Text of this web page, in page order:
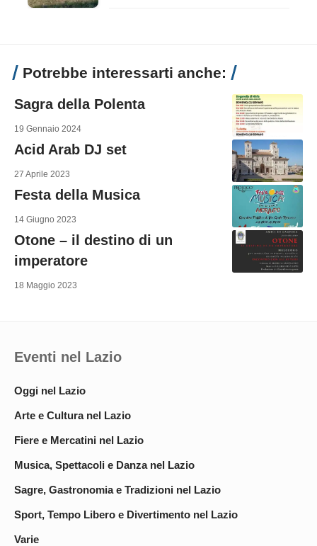
Potrebbe interessarti anche:
Sagra della Polenta
19 Gennaio 2024
Acid Arab DJ set
27 Aprile 2023
Festa della Musica
14 Giugno 2023
Otone – il destino di un
imperatore
18 Maggio 2023
Eventi nel Lazio
Oggi nel Lazio
Arte e Cultura nel Lazio
Fiere e Mercatini nel Lazio
Musica, Spettacoli e Danza nel Lazio
Sagre, Gastronomia e Tradizioni nel Lazio
Sport, Tempo Libero e Divertimento nel Lazio
Varie